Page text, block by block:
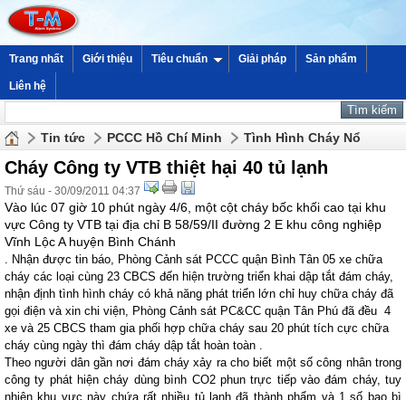
Trang nhất Giới thiệu Tiêu chuẩn Giải pháp Sản phẩm
Liên hệ
Tin tức PCCC Hồ Chí Minh Tình Hình Cháy Nổ
Cháy Công ty VTB thiệt hại 40 tủ lạnh
Thứ sáu - 30/09/2011 04:37
Vào lúc 07 giờ 10 phút ngày 4/6, một cột cháy bốc khối cao tại khu
vực Công ty VTB tại địa chỉ B 58/59/II đường 2 E khu công nghiệp
Vĩnh Lộc A huyện Bình Chánh
. Nhận được tin báo, Phòng Cảnh sát PCCC quận Bình Tân 05 xe chữa
cháy các loại cùng 23 CBCS đến hiện trường triển khai dập tắt đám cháy,
nhận định tình hình cháy có khả năng phát triển lớn chỉ huy chữa cháy đã
gọi điện và xin chi viện, Phòng Cảnh sát PC&CC quận Tân Phú đã đều 4
xe và 25 CBCS tham gia phối hợp chữa cháy sau 20 phút tích cực chữa
cháy cùng ngày thì đám cháy dập tắt hoàn toàn .
Theo người dân gần nơi đám cháy xảy ra cho biết một số công nhân trong
công ty phát hiện cháy dùng bình CO2 phun trực tiếp vào đám cháy, tuy
nhiên khu vực này chứa rất nhiều tủ lạnh đã thành phẩm và 1 số bao bì